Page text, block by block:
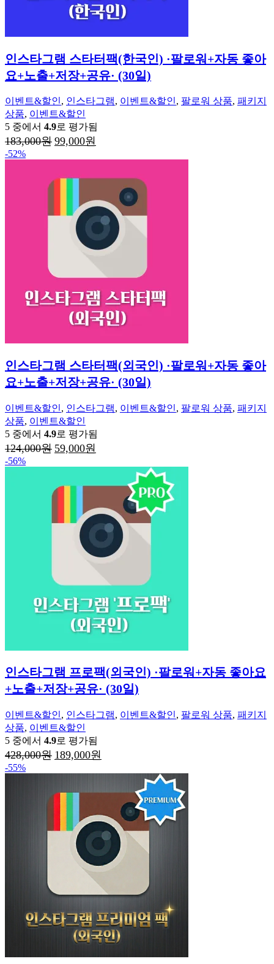
인스타그램 스타터팩(한국인) ·팔로워+자동 좋아
요+노출+저장+공유· (30일)
이벤트&할인, 인스타그램, 이벤트&할인, 팔로워 상품, 패키지
상품, 이벤트&할인
5 중에서 4.9로 평가됨
183,000원 원
가
183,000
99,000원
가
99,000
-52%
인스타그램 스타터팩(외국인) ·팔로워+자동 좋아
요+노출+저장+공유· (30일)
이벤트&할인, 인스타그램, 이벤트&할인, 팔로워 상품, 패키지
상품, 이벤트&할인
5 중에서 4.9로 평가됨
124,000원 원
가
124,000
59,000원
가
59,000
-56%
인스타그램 프로팩(외국인) ·팔로워+자동 좋아요
+노출+저장+공유· (30일)
이벤트&할인, 인스타그램, 이벤트&할인, 팔로워 상품, 패키지
상품, 이벤트&할인
5 중에서 4.9로 평가됨
428,000원 원
가
428,000
189,000원
가
189,000
-55%